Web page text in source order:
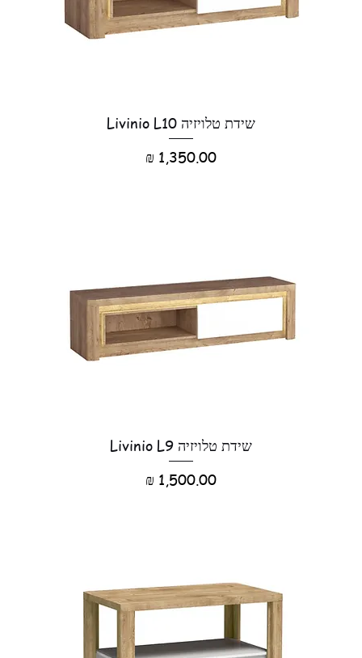
שידת טלויזיה Livinio L10
מחיר
שידת טלויזיה Livinio L9
מחיר